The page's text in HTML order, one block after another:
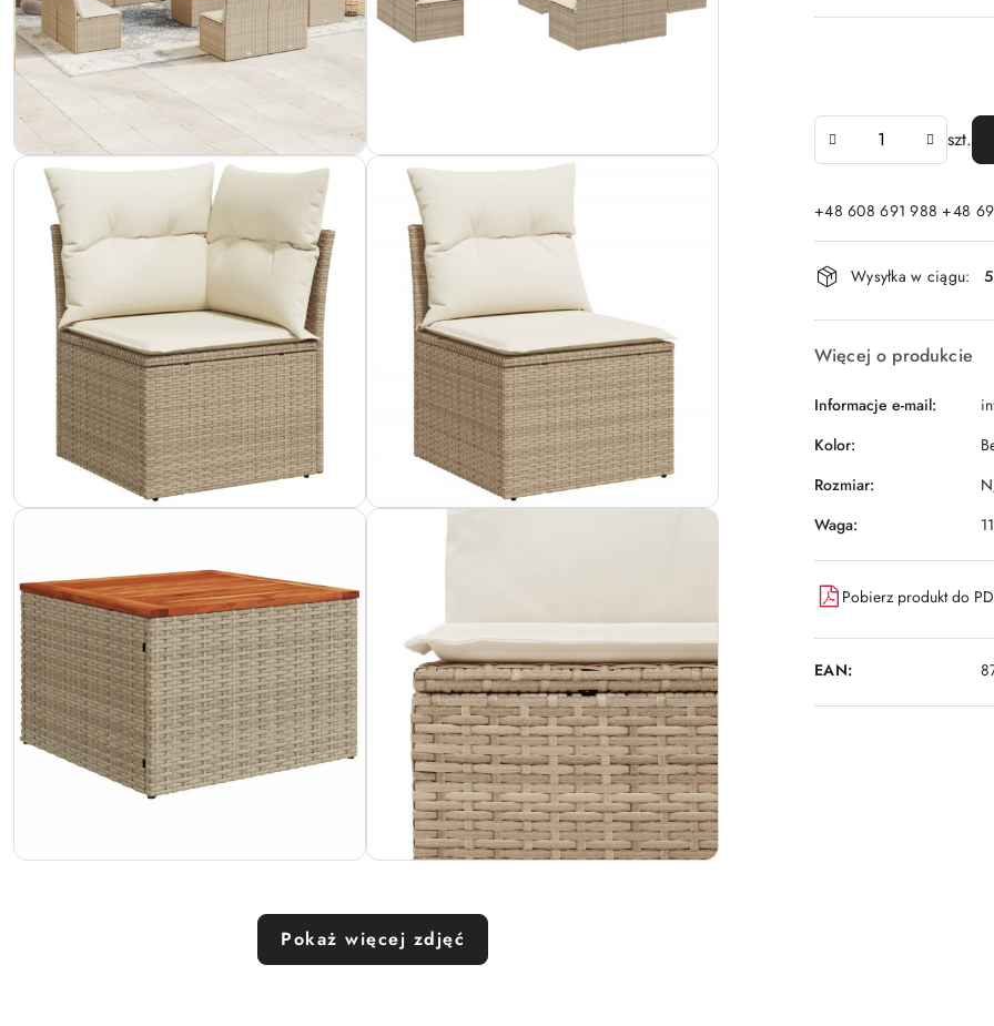
Pokaż więcej zdjęć
szt.
+48 608 691 988 +48
Dostępność
i
dostawa
Wysyłka w ciągu:
Więcej o produkcie
Informacje e-mail:
Kolor:
Rozmiar:
Waga:
Pobierz produkt do
EAN: